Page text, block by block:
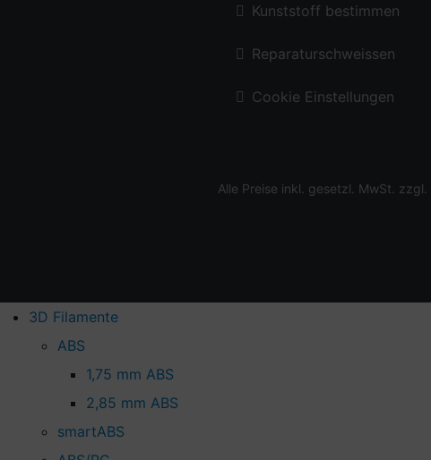
Kunststoff bestimmen
Reparaturschweissen
Cookie Einstellungen
Alle Preise inkl. gesetzl. MwSt. zzgl.
3D Filamente
ABS
1,75 mm ABS
2,85 mm ABS
smartABS